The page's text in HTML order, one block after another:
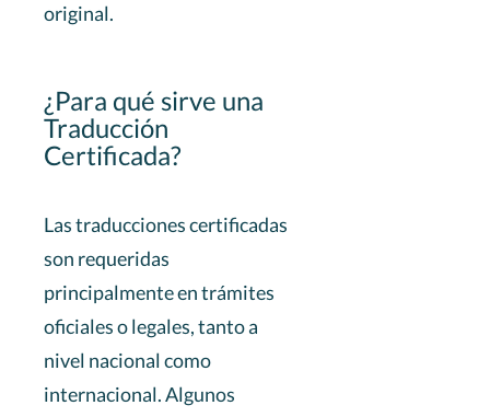
original.
¿Para qué sirve una
Traducción
Certificada?
Las traducciones certificadas
son requeridas
principalmente en trámites
oficiales o legales, tanto a
nivel nacional como
internacional. Algunos